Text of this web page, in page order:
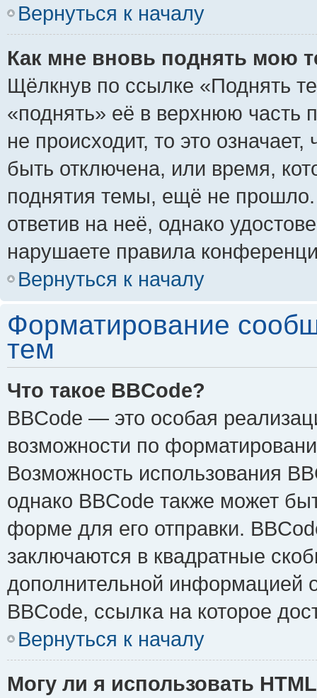
Вернуться к началу
Как мне вновь поднять мою
Щёлкнув по ссылке «Поднять
«поднять» её в верхнюю часть
не происходит, то это
быть отключена, или время,
поднятия темы, ещё не
ответив на неё, однако
нарушаете правила
Вернуться к началу
Форматирование
тем
Что такое BBCode?
BBCode — это особая
возможности по
Возможность использования
однако BBCode также может
форме для его отправки.
заключаются в квадратные
дополнительной информацией
BBCode, ссылка на которое
Вернуться к началу
Могу ли я использовать